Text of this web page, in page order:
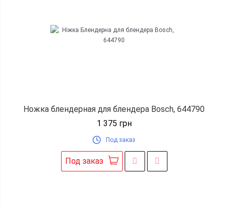
Ножка блендерная для блендера Bosch, 644790
1 375 грн
Под заказ
Под заказ